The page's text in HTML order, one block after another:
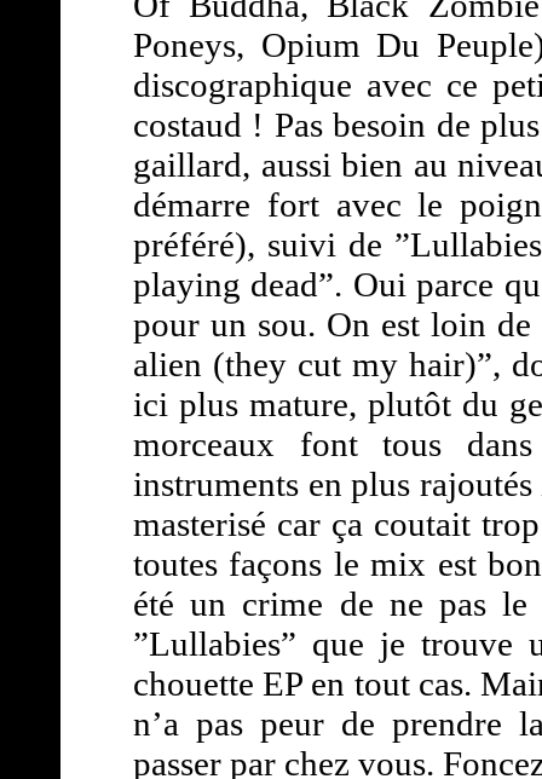
Poneys, Opium Du
discographique avec ce
costaud ! Pas besoin de
gaillard, aussi bien au
démarre fort avec le
préféré), suivi de
playing dead”. Oui parce
pour un sou. On est loin
alien (they cut my hair)”,
ici plus mature, plutôt du
morceaux font tous
instruments en plus
masterisé car ça coutait
toutes façons le mix est
été un crime de ne pas
”Lullabies” que je trouve
chouette EP en tout cas.
n’a pas peur de prendre
passer par chez vous.